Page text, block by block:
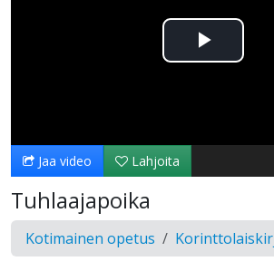
Toista
Jaa video Lahjoita
Tuhlaajapoika
Kotimainen opetus